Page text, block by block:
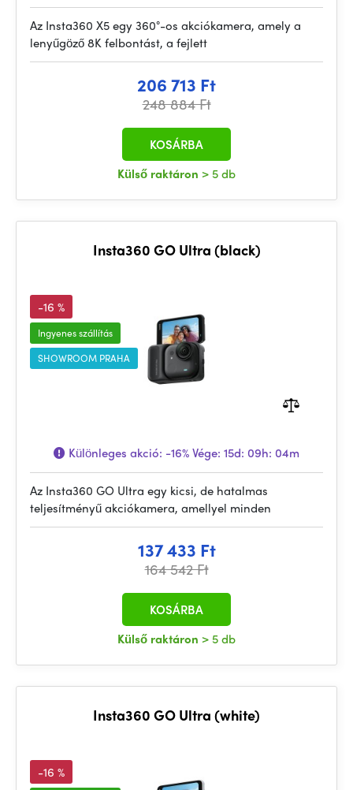
Az Insta360 X5 egy 360°-os akciókamera, amely a
lenyűgöző 8K felbontást, a fejlett
206 713 Ft
248 884 Ft
Külső raktáron > 5 db
KOSÁRBA
Insta360 GO Ultra (black)
-16 %
Ingyenes szállítás
SHOWROOM PRAHA
Különleges akció: -16%Vége: 15d: 09h: 04m
Az Insta360 GO Ultra egy kicsi, de hatalmas
teljesítményű akciókamera, amellyel minden
137 433 Ft
164 542 Ft
Külső raktáron > 5 db
KOSÁRBA
Insta360 GO Ultra (white)
-16 %